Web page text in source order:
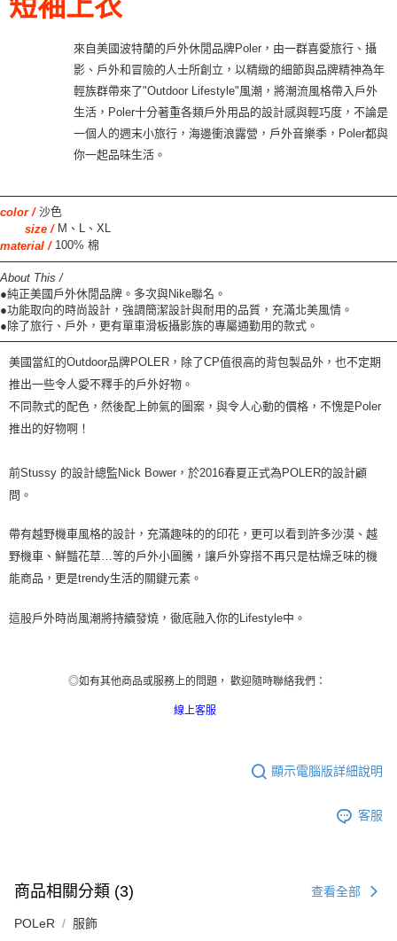
來自美國波特蘭的戶外休閒品牌Poler，由一群喜愛旅行、攝
影、戶外和冒險的人士所創立，以精緻的細節與品牌精神為年
輕族群帶來了"Outdoor Lifestyle"風潮，將潮流風格帶入戶外
生活，Poler十分著重各類戶外用品的設計感與輕巧度，不論是
一個人的週末小旅行，海邊衝浪露營，戶外音樂季，Poler都與
你一起品味生活。
color / 沙色
size / M、L、XL
material / 100% 棉
About This /
●純正美國戶外休閒品牌。多次與Nike聯名。
●功能取向的時尚設計，強調簡潔設計與耐用的品質，充滿北美風情。
●除了旅行、戶外，更有單車滑板攝影族的專屬通勤用的款式。
美國當紅的Outdoor品牌POLER ，除了CP值很高的背包製品外 ， 也不定期
推出一些令人愛不釋手的戶外好物。
不同款式的配色，然後配上帥氣的圖案，與令人心動的價格，不愧是Poler
推出的好物啊！
前Stussy 的設計總監Nick Bower ，於2016春夏正式為POLER的設計顧
問。
帶有越野機車風格的設計，充滿趣味的的印花，更可以看到許多沙漠、越
野機車、鮮豔花草…等的戶外小圖騰，讓戶外穿搭不再只是枯燥乏味的機
能商品，更是trendy生活的關鍵元素。
這股戶外時尚風潮將持續發燒，徹底融入你的 Lifestyle中 。
◎如有其他商品或服務上的問題， 歡迎隨時聯絡我們：
線上客服
顯示電腦版詳細說明
客服
商品相關分類 (3) 查看全部
POLeR 服飾